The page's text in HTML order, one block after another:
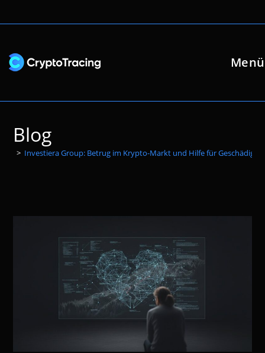
Inhalt
Menü
Blog
> Investiera Group: Betrug im Krypto-Markt und Hilfe für Geschädigte